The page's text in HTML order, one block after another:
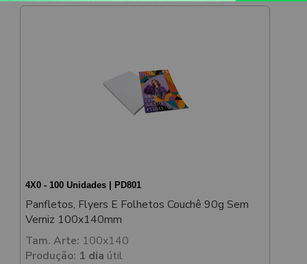
4X0 - 100 Unidades | PD801
Panfletos, Flyers E Folhetos Couchê 90g Sem
Verniz 100x140mm
Tam. Arte: 100x140
Produção: 1 dia útil